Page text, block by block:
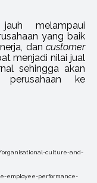
melampaui
yang baik
dan customer
menjadi nilai jual
sehingga akan
perusahaan ke
organisational-culture-and-
employee-performance-